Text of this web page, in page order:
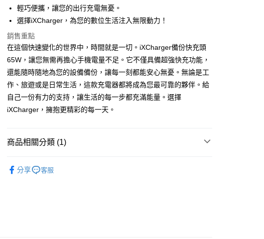
國泰世華商業銀行
臺灣中小企業銀行
台中商業銀行
匯豐（台灣）商業銀行
聯邦商業銀行
遠東國際商業銀行
玉山商業銀行
星展（台灣）商業銀行
台新國際商業銀行
中國信託商業銀行
台灣樂天信用卡公司
Apple Pay
街口支付
悠遊付
全盈+PAY
ATM付款
全家取貨付款
輕巧便攜，讓您的出行充電無憂。
選擇iXCharger，為您的數位生活注入無限動力！
銷售重點
在這個快速變化的世界中，時間就是一切。iXCharger備份快充頭
65W，讓您無需再擔心手機電量不足。它不僅具備超強快充功能，
還能隨時隨地為您的設備備份，讓每一刻都能安心無憂。無論是工
作、旅遊或是日常生活，這款充電器都將成為您最可靠的夥伴。給
自己一份有力的支持，讓生活的每一步都充滿能量。選擇
iXCharger，擁抱更精彩的每一天。
商品相關分類 (1)
分享
客服